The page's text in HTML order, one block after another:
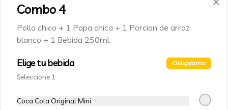
Combo 4
Pollo chico + 1 Papa chica + 1 Porcion de arroz
blanco + 1 Bebida 250ml.
Elige tu bebida Obligatorio
Seleccione 1
Coca Cola Original Mini